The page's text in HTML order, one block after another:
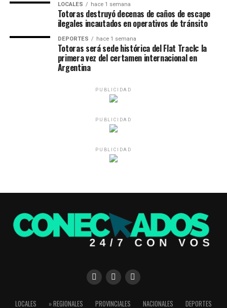
LOCALES hace 1 semana
Totoras destruyó decenas de caños de escape
ilegales incautados en operativos de tránsito
DEPORTES hace 1 semana
Totoras será sede histórica del Flat Track: la
primera vez del certamen internacional en
Argentina
PUBLICIDAD
PUBLICIDAD
PUBLICIDAD
LOCALES » REGIONALES PROVINCIALES NACIONALES DEPORTES